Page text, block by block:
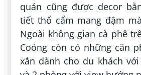
quán cũng được decor
tiết thổ cẩm mang đậm
Ngoài không gian cà phê
Coóng còn có những căn
xắn dành cho du khách